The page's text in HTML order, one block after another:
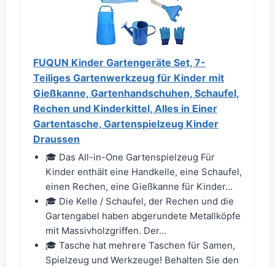
FUQUN Kinder Gartengeräte Set, 7-
Teiliges Gartenwerkzeug für Kinder mit
Gießkanne, Gartenhandschuhen, Schaufel,
Rechen und Kinderkittel, Alles in Einer
Gartentasche, Gartenspielzeug Kinder
Draussen
🎓 Das All-in-One Gartenspielzeug Für
Kinder enthält eine Handkelle, eine Schaufel,
einen Rechen, eine Gießkanne für Kinder...
🎓 Die Kelle / Schaufel, der Rechen und die
Gartengabel haben abgerundete Metallköpfe
mit Massivholzgriffen. Der...
🎓 Tasche hat mehrere Taschen für Samen,
Spielzeug und Werkzeuge! Behalten Sie den